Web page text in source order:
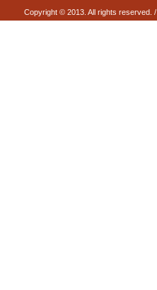
Copyright © 2013. All rights reserved. /